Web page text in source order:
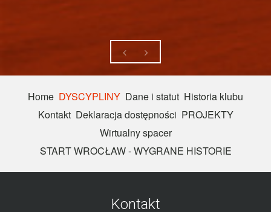
Home DYSCYPLINY Dane i statut Historia klubu
Kontakt Deklaracja dostępności PROJEKTY
Wirtualny spacer
START WROCŁAW - WYGRANE HISTORIE
Kontakt